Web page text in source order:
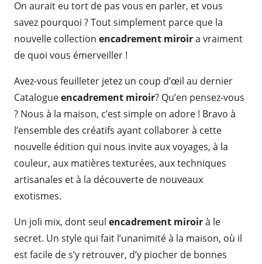
On aurait eu tort de pas vous en parler, et vous
savez pourquoi ? Tout simplement parce que la
nouvelle collection encadrement miroira vraiment
de quoi vous émerveiller !
Avez-vous feuilleter jetez un coup d’œil au dernier
Catalogueencadrement miroir? Qu’en pensez-vous
? Nous à la maison, c’est simple on adore ! Bravo à
l’ensemble des créatifs ayant collaborer à cette
nouvelle édition qui nous invite aux voyages, à la
couleur, aux matières texturées, aux techniques
artisanales et à la découverte de nouveaux
exotismes.
Un joli mix, dont seul encadrement miroirà le
secret. Un style qui fait l’unanimité à la maison, où il
est facile de s’y retrouver, d’y piocher de bonnes